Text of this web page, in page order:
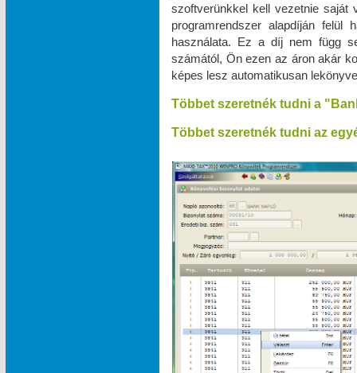
szoftverünkkel kell vezetnie saját
programrendszer alapdíján
használata. Ez a díj nem függ
számától, Ön ezen az áron akár
képes lesz automatikusan
Többet szeretnék tudni a
Többet szeretnék tudni az